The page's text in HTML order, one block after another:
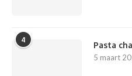
4
Pasta
5 maart